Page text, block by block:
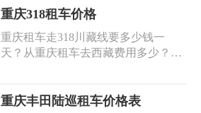
交通情况和租车公司的收费政策，以
便更好地规划您的行程。
在500元/天至2000元/天的范围内浮动
（不包括司机工资、保险费等）,获取
重庆租车自驾318价格，欢迎访问安
奔驰AMG,猛禽,依维柯房
们是您身边的出行专家！我们提供川
500,霸道,陆巡,路虎,奔驰g,奔驰AMG,
猛禽,依维柯房车,奔驰v260,威霆,别克
重庆租车川藏线自驾游价格表以及免
重庆318租车价格
重庆租车走318川藏线要多少钱一
天？从重庆租车去西藏费用多少？重
318川藏线自驾游需要租用越野车或
重庆丰田陆巡租车价格表